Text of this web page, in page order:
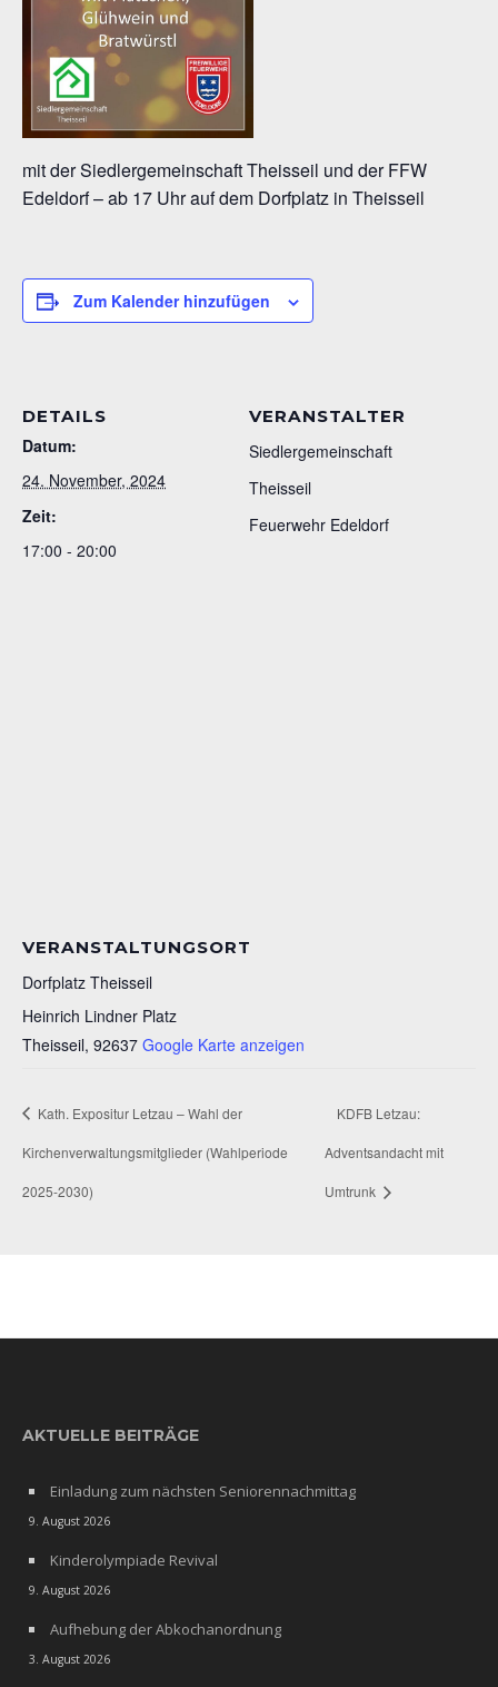
mit der Siedlergemeinschaft Theisseil und der FFW
Edeldorf – ab 17 Uhr auf dem Dorfplatz in Theisseil
Zum Kalender hinzufügen
DETAILS
Datum:
24. November, 2024
Zeit:
17:00 - 20:00
VERANSTALTER
Siedlergemeinschaft
Theisseil
Feuerwehr Edeldorf
VERANSTALTUNGSORT
Dorfplatz Theisseil
Heinrich Lindner Platz
Theisseil, 92637 Google Karte anzeigen
Kath. Expositur Letzau – Wahl der
Kirchenverwaltungsmitglieder (Wahlperiode
2025-2030)
KDFB Letzau:
Adventsandacht mit
Umtrunk
AKTUELLE BEITRÄGE
Einladung zum nächsten Seniorennachmittag
9. August 2026
Kinderolympiade Revival
9. August 2026
Aufhebung der Abkochanordnung
3. August 2026